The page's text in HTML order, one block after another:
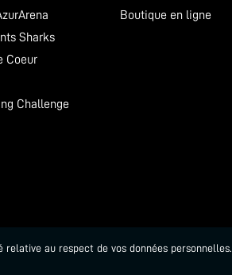
Sharks
Coeur
Challenge
Boutique en ligne
au respect de vos données personnelles.